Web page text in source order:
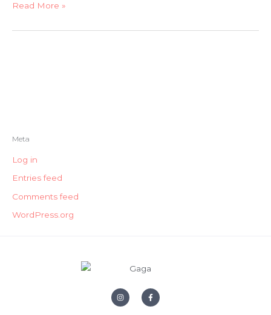
Meta
Log in
Entries feed
Comments feed
WordPress.org
Read More »